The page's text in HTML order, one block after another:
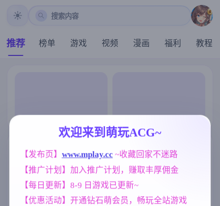
搜索内容
推荐 榜单 游戏 视频 漫画 福利 教程
欢迎来到萌玩ACG~
【发布页】 www.mplay.cc ~收藏回家不迷路
【推广计划】加入推广计划，赚取丰厚佣金
【每日更新】8-9 日游戏已更新~
【优惠活动】开通钻石萌会员，畅玩全站游戏